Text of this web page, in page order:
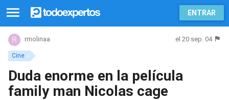
ENTRAR
Cine
rmolinaa el 20 sep. 04
Duda enorme en la película
family man Nicolas cage